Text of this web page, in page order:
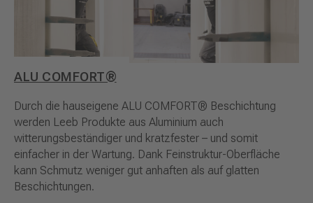
ALU COMFORT®
Durch die hauseigene ALU COMFORT® Beschichtung
werden Leeb Produkte aus Aluminium auch
witterungsbeständiger und kratzfester – und somit
einfacher in der Wartung. Dank Feinstruktur-Oberfläche
kann Schmutz weniger gut anhaften als auf glatten
Beschichtungen.